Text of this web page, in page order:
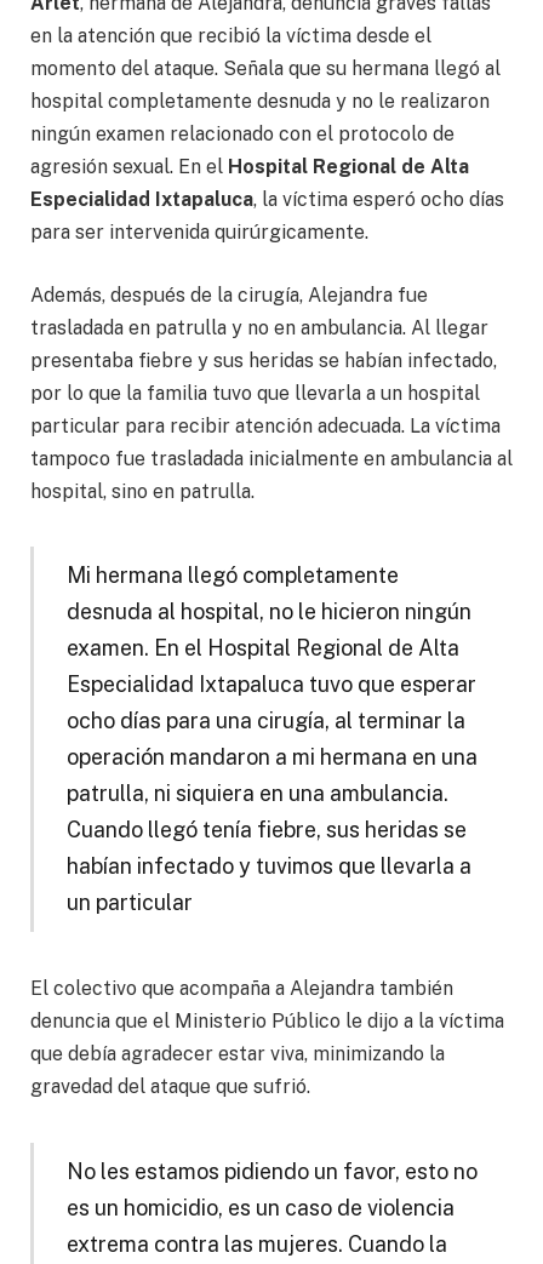
en la atención que recibió la víctima desde el
momento del ataque. Señala que su hermana llegó al
hospital completamente desnuda y no le realizaron
ningún examen relacionado con el protocolo de
agresión sexual. En el Hospital Regional de Alta
Especialidad Ixtapaluca, la víctima esperó ocho días
para ser intervenida quirúrgicamente.
Además, después de la cirugía, Alejandra fue
trasladada en patrulla y no en ambulancia. Al llegar
presentaba fiebre y sus heridas se habían infectado,
por lo que la familia tuvo que llevarla a un hospital
particular para recibir atención adecuada. La víctima
tampoco fue trasladada inicialmente en ambulancia al
hospital, sino en patrulla.
Mi hermana llegó completamente
desnuda al hospital, no le hicieron ningún
examen. En el Hospital Regional de Alta
Especialidad Ixtapaluca tuvo que esperar
ocho días para una cirugía, al terminar la
operación mandaron a mi hermana en una
patrulla, ni siquiera en una ambulancia.
Cuando llegó tenía fiebre, sus heridas se
habían infectado y tuvimos que llevarla a
un particular
El colectivo que acompaña a Alejandra también
denuncia que el Ministerio Público le dijo a la víctima
que debía agradecer estar viva, minimizando la
gravedad del ataque que sufrió.
No les estamos pidiendo un favor, esto no
es un homicidio, es un caso de violencia
extrema contra las mujeres. Cuando la